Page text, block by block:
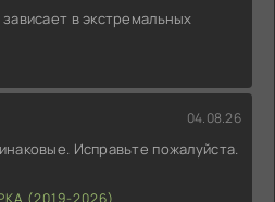
в экстремальных
04.08.26
Исправьте пожалуйста.